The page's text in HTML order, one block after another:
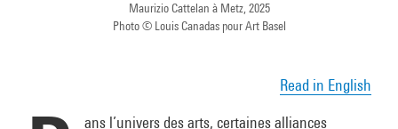
Maurizio Cattelan à Metz, 2025
Photo © Louis Canadas pour Art Basel
Read in English
ans l’univers des arts, certaines alliances